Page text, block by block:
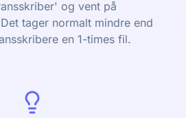
og vent på
tager normalt mindre end
en 1-times fil.